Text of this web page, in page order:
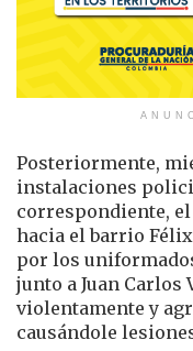
Posteriormente,
instalaciones
correspondiente,
hacia el barrio
por los
junto a Juan Carlos
violentamente y
causándole